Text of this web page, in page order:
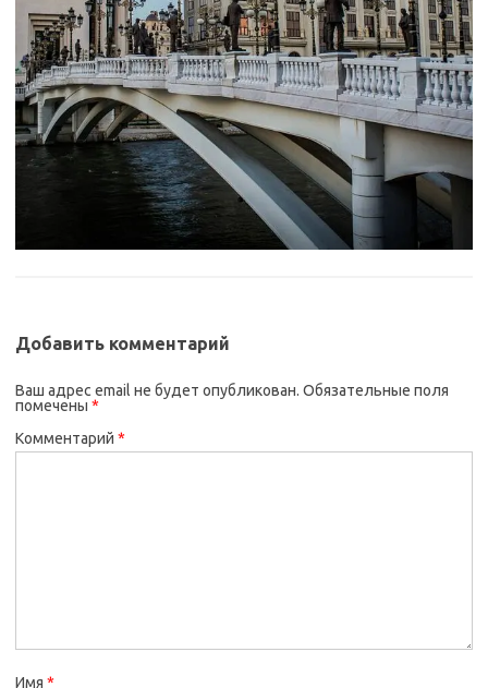
Добавить комментарий
Ваш адрес email не будет опубликован. Обязательные поля
помечены *
Комментарий *
Имя *